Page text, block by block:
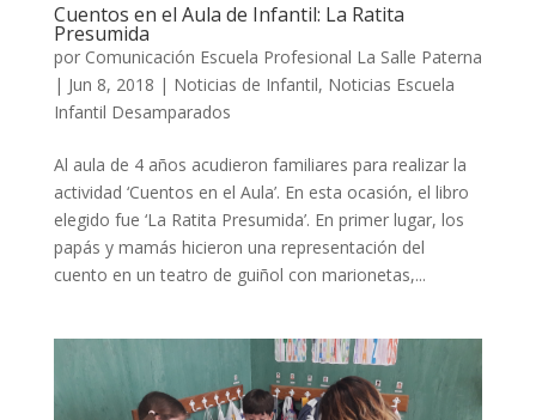
Cuentos en el Aula de Infantil: La Ratita
Presumida
por Comunicación Escuela Profesional La Salle Paterna
| Jun 8, 2018 | Noticias de Infantil, Noticias Escuela
Infantil Desamparados
Al aula de 4 años acudieron familiares para realizar la
actividad ‘Cuentos en el Aula’. En esta ocasión, el libro
elegido fue ‘La Ratita Presumida’. En primer lugar, los
papás y mamás hicieron una representación del
cuento en un teatro de guiñol con marionetas,...